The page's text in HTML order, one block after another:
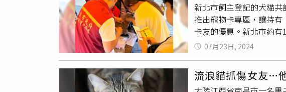
分、製造過程、製造工廠
用化粧品安全。●大型建
全，7月1日起，建築物
500人以上場所」為實施
備，在防空演習、戰事
況，將送請警政單位，按
處理。●因公殉職人員7/
導指出，袋鼠坡門口的《
項則包含「請勿奔跑、
飼料放於手掌心中，慢
摸，但不要摸耳朵和爪
在白天睡覺，夜間覓食
鼠互動時意外被打，未來
新北市飼主登記的犬貓共
推出寵物卡專區，讓持
卡友的優惠。新北市約
物飼養認證數位卡」，
APP」取得會員帳號實
（圖／新北市動保處提
苗、晶片植入及寵物登記
07月23日, 2024
流浪貓抓傷女友…